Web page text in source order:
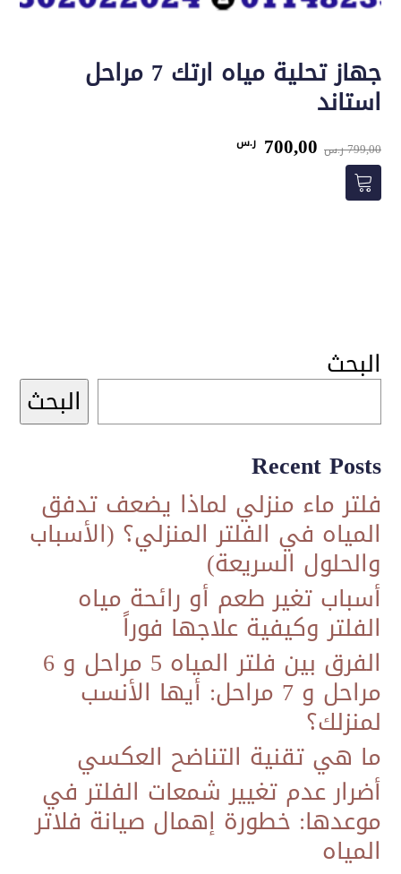
جهاز تحلية مياه ارتك 7 مراحل
استاند
799,00ر.س السعر
الأصلي
700,00 ر.سالسعر
البحث
البحث
Recent Posts
فلتر ماء منزلي لماذا يضعف تدفق
المياه في الفلتر المنزلي؟ (الأسباب
والحلول السريعة)
أسباب تغير طعم أو رائحة مياه
الفلتر وكيفية علاجها فوراً
الفرق بين فلتر المياه 5 مراحل و 6
مراحل و 7 مراحل: أيها الأنسب
لمنزلك؟
ما هي تقنية التناضح العكسي
​أضرار عدم تغيير شمعات الفلتر في
موعدها: خطورة إهمال صيانة فلاتر
المياه